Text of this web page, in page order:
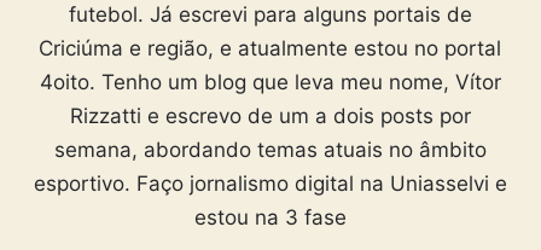
futebol. Já escrevi para alguns portais de
Criciúma e região, e atualmente estou no portal
4oito. Tenho um blog que leva meu nome, Vítor
Rizzatti e escrevo de um a dois posts por
semana, abordando temas atuais no âmbito
esportivo. Faço jornalismo digital na Uniasselvi e
estou na 3 fase